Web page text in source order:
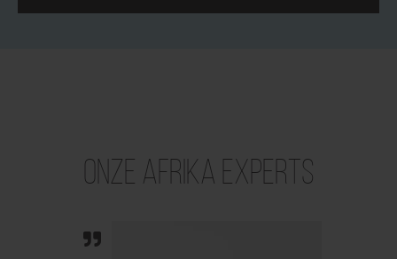
Onze Afrika Experts